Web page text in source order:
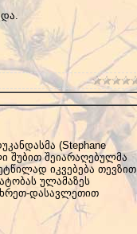
(Stephane
შუბით შეიარაღებულმა
იკვებება თევზით
ულამაზეს
დასავლეთით